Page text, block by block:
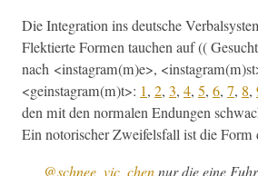
Die Inte­gra­tion ins deutsche
Flek­tierte For­men tauchen auf ((
nach <instagram(m)e>,
<geinstagram(m)t>: 1, 2, 3, 4, 5, 6, 7, 8,
den mit den nor­malen Endun­gen
Ein notorisch­er Zweifels­fall ist die Form
@schnee_vic_chennur die eine